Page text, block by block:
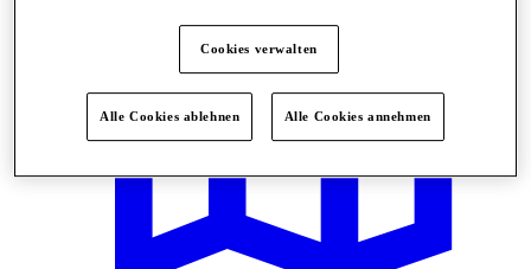
Cookies verwalten
Alle Cookies ablehnen Alle Cookies annehmen